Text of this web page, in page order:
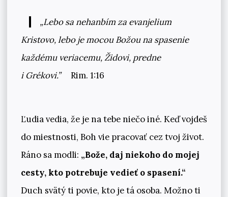
„Lebo sa nehanbím za evanjelium
Kristovo, lebo je mocou Božou na spasenie
každému veriacemu, Židovi, predne
i Grékovi.”
Rim. 1:16
Ľudia vedia, že je na tebe niečo iné. Keď vojdeš
do miestnosti, Boh vie pracovať cez tvoj život.
Ráno sa modli: „Bože, daj niekoho do mojej
cesty, kto potrebuje vedieť o spasení.“
Duch svätý ti povie, kto je tá osoba. Možno ti